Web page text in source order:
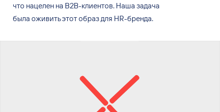
что нацелен на B2B-клиентов. Наша задача
была оживить этотобраз для HR-бренда.